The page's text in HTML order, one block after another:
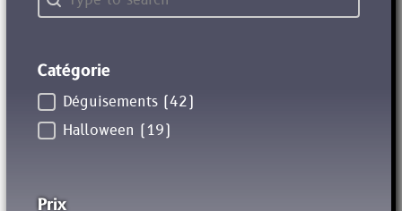
Catégorie
Catégorie
Déguisements (42)
Halloween (19)
Prix